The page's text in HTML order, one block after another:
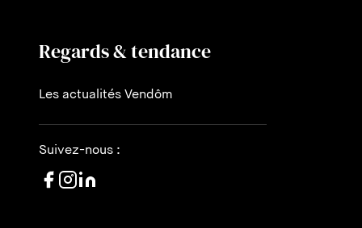
Regards & tendance
Les actualités Vendôm
Suivez-nous :